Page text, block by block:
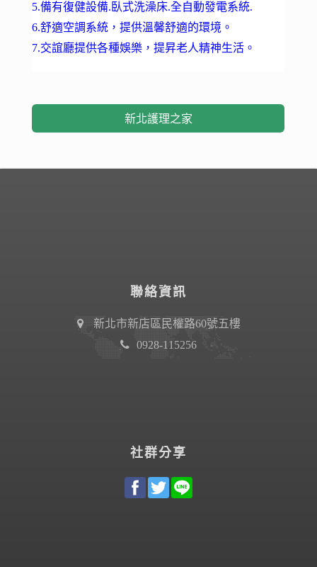
5.備有復健設備.臥式洗澡床.全自動發電系統.
6.舒適空調系統，提供溫馨舒適的環境。
7.交誼廳提供各種娛樂，提昇老人精神生活。
新北護理之家
聯絡資訊
新北市新店區民權路60號五樓
0928-115256
社群分享